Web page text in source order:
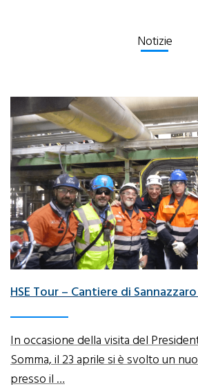
Notizie
HSE Tour – Cantiere di
In occasione della visita del
Somma, il 23 aprile si è svolto un
presso il …